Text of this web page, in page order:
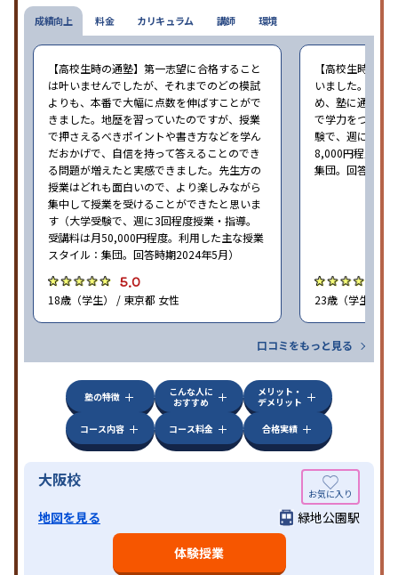
成績向上
【高校生時の通塾】第一志望に合格すること
は叶いませんでしたが、それまでのどの模試
よりも、本番で大幅に点数を伸ばすことがで
きました。地歴を習っていたのですが、授業
で押さえるべきポイントや書き方などを学ん
だおかげで、自信を持って答えることのでき
る問題が増えたと実感できました。先生方の
授業はどれも面白いので、より楽しみながら
集中して授業を受けることができたと思いま
す（大学受験で、週に3回程度授業・指導。
受講料は月50,000円程度。利用した主な授業
スタイル：集団。回答時期2024年5月）
5.0
18歳（学生） / 東京都 女性
【高校生時の通
いました。高校
め、塾に通うこ
で学力をつけら
験で、週に1回
8,000円程度。
集団。回答時期
23歳（学生） /
口コミをもっと見る
料金 カリキュラム 講師 環境
塾の特徴
こんな人に
おすすめ
メリット・
デメリット
コース内容
コース料金 合格実績
大阪校
地図を見る
緑地公園駅
体験授業